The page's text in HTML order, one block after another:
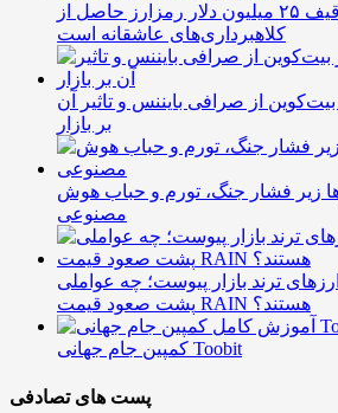
آمریکا در پی توقیف ۲۵ میلیون دلار رمزارز حاصل از
کلاهبرداری‌های عاشقانه است
دلار بیت‌کوین از صرافی بایننس و تاثیر آن
بر بازار
زیر فشار جنگ، تورم و حباب هوش
مصنوعی
ترند بازار پیوست؛ چه عواملی
پشت صعود قیمت RAIN هستند؟
کمپین جام جهانی Toobit
پست های تصادفی